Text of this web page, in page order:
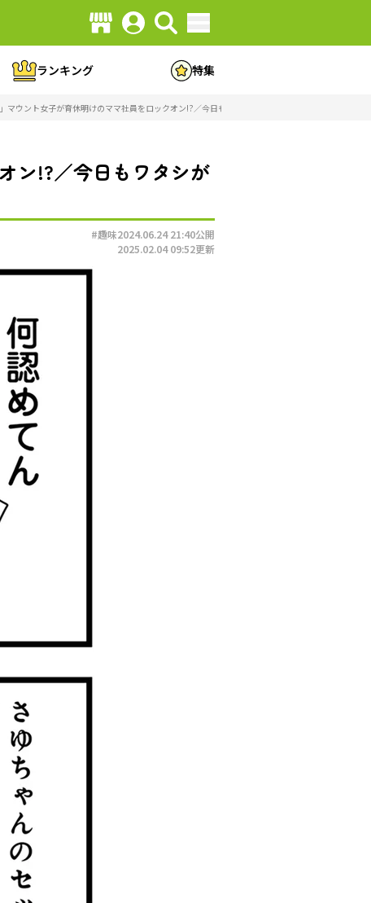
ランキング 特集
マウント女子が育休明けのママ社員をロックオン!?／今日もワタシが一番カワイイ（1）（画像71/
ン!?／今日もワタシが
#趣味2024.06.24 21:40公開
2025.02.04 09:52更新